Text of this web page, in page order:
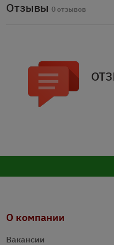
Отзывы 0 отзывов
О компании
Вакансии